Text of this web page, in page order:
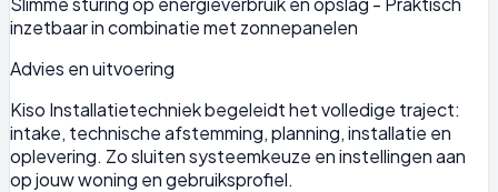
inzetbaar in combinatie met zonnepanelen
Advies en uitvoering
Kiso Installatietechniek begeleidt het volledige traject:
intake, technische afstemming, planning, installatie en
oplevering. Zo sluiten systeemkeuze en instellingen aan
op jouw woning en gebruiksprofiel.